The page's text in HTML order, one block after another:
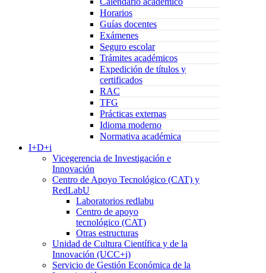
Horarios
Guías docentes
Exámenes
Seguro escolar
Trámites académicos
Expedición de títulos y
certificados
RAC
TFG
Prácticas externas
Idioma moderno
Normativa académica
I+D+i
Vicegerencia de Investigación e
Innovación
Centro de Apoyo Tecnológico (CAT) y
RedLabU
Laboratorios redlabu
Centro de apoyo
tecnológico (CAT)
Otras estructuras
Unidad de Cultura Científica y de la
Innovación (UCC+i)
Servicio de Gestión Económica de la